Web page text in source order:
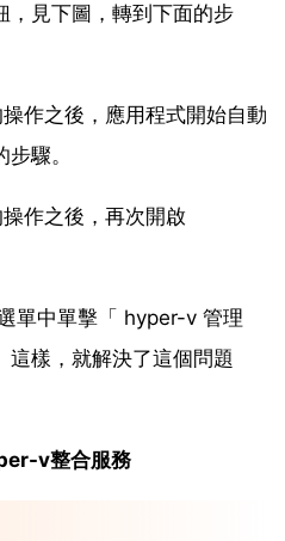
，見下圖，轉到下面的步
作之後，應用程式開始自動
驟。
作之後，再次開啟
單中單擊「 hyper-v 管理
這樣，就解決了這個問題
v整合服務